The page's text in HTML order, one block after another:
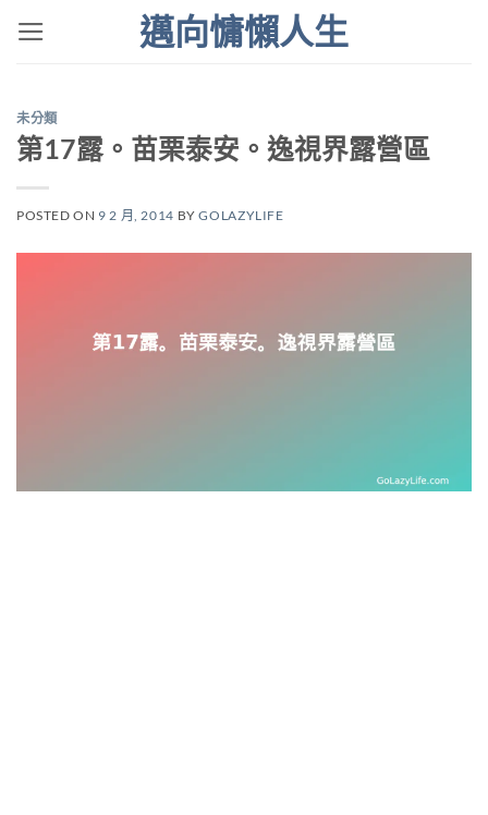
邁向慵懶人生
未分類
第17露。苗栗泰安。逸視界露營區
POSTED ON 9 2 月, 2014 BYGOLAZYLIFE